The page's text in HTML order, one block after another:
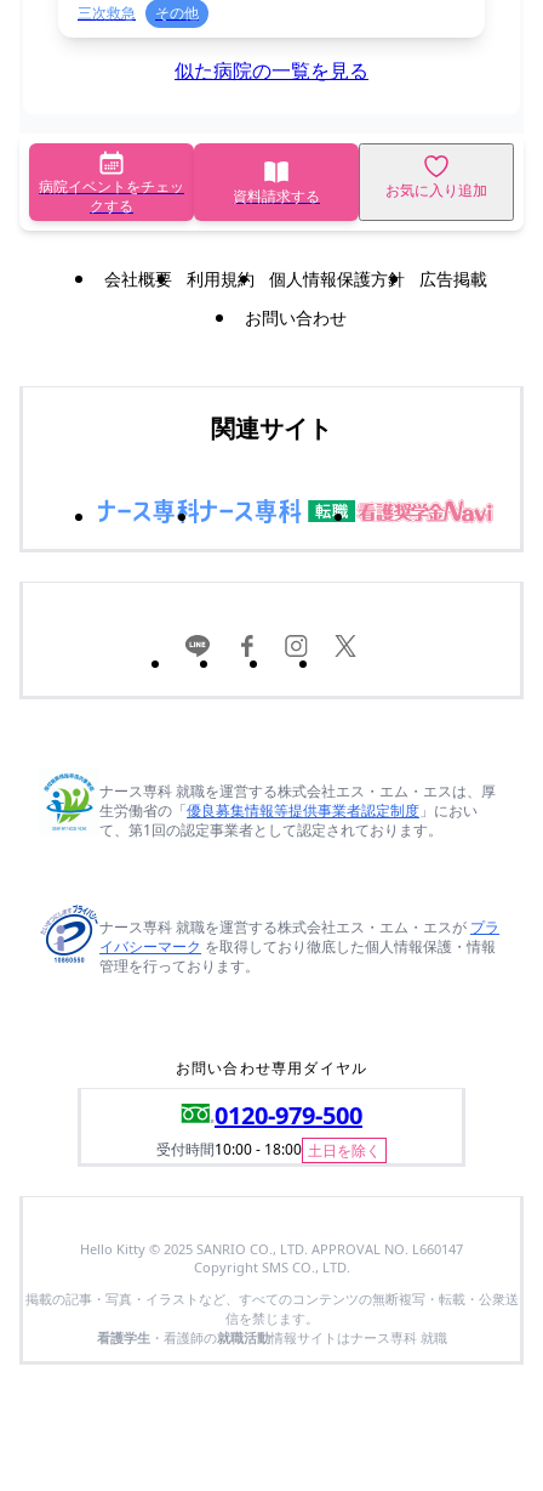
三次救急
その他
似た病院の一覧を見る
病院イベントをチェッ
クする
資料請求する お気に入り追加
会社概要 利用規約 個人情報保護方針
広告掲載
お問い合わせ
関連サイト
ナース専科 就職を運営する株式会社エス・エム・エスは、厚
生労働省の「優良募集情報等提供事業者認定制度 」におい
て、第1回の認定事業者として認定されております。
ナース専科 就職を運営する株式会社エス・エム・エスが プラ
イバシーマーク を取得しており徹底した個人情報保護・情報
管理を行っております。
お問い合わせ専用ダイヤル
0120-979-500
受付時間10:00 - 18:00 土日を除く
Hello Kitty © 2025 SANRIO CO., LTD. APPROVAL NO. L660147
Copyright SMS CO., LTD.
掲載の記事・写真・イラストなど、すべてのコンテンツの無断複写・転載・公衆送
信を禁じます。
看護学生 ・看護師の就職活動情報サイトはナース専科 就職